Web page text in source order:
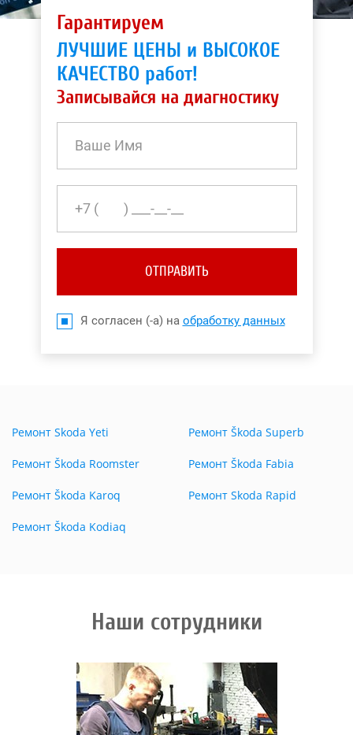
Гарантируем
ЛУЧШИЕ ЦЕНЫ и ВЫСОКОЕ
КАЧЕСТВО работ!
Записывайся на диагностику
ОТПРАВИТЬ
Я согласен (-а) на обработку данных
Ремонт Skoda Yeti
Ремонт Škoda Roomster
Ремонт Škoda Karoq
Ремонт Škoda Kodiaq
Ремонт Škoda Superb
Ремонт Škoda Fabia
Ремонт Skoda Rapid
Наши сотрудники